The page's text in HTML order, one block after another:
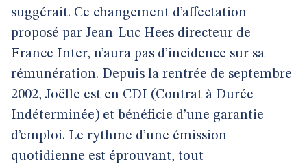
suggérait. Ce changement d’affectation
proposé par Jean-Luc Hees directeur de
France Inter, n’aura pas d’incidence sur sa
rémunération. Depuis la rentrée de septembre
2002, Joëlle est en CDI (Contrat à Durée
Indéterminée) et bénéficie d’une garantie
d’emploi. Le rythme d’une émission
quotidienne est éprouvant, tout